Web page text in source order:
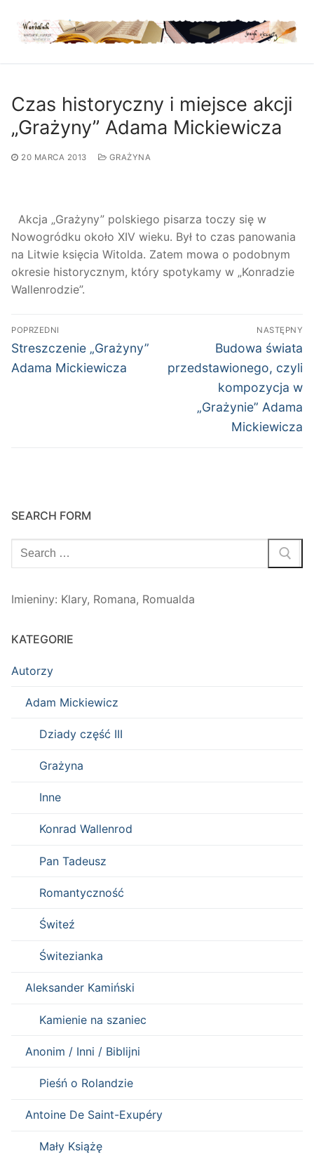
treści
Czas historyczny i miejsce akcji
„Grażyny” Adama Mickiewicza
20 MARCA 2013 GRAŻYNA
Akcja „Grażyny” polskiego pisarza toczy się w
Nowogródku około XIV wieku. Był to czas panowania
na Litwie księcia Witolda. Zatem mowa o podobnym
okresie historycznym, który spotykamy w „Konradzie
Wallenrodzie”.
Nawigacja
wpisu
POPRZEDNI
Poprzedni
wpis:
Streszczenie „Grażyny”
Adama Mickiewicza
NASTĘPNY
Następny
wpis:
Budowa świata
przedstawionego, czyli
kompozycja w
„Grażynie” Adama
Mickiewicza
SEARCH FORM
Szukaj:
Imieniny: Klary, Romana, Romualda
KATEGORIE
Autorzy
Adam Mickiewicz
Dziady część III
Grażyna
Inne
Konrad Wallenrod
Pan Tadeusz
Romantyczność
Świteź
Świtezianka
Aleksander Kamiński
Kamienie na szaniec
Anonim / Inni / Biblijni
Pieśń o Rolandzie
Antoine De Saint-Exupéry
Mały Książę